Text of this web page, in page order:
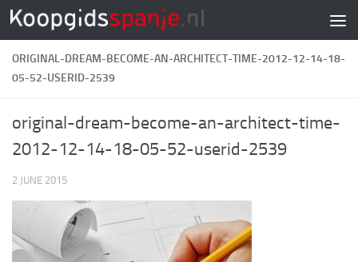
Doorgaan naar inhoud
ORIGINAL-DREAM-BECOME-AN-ARCHITECT-TIME-2012-12-14-18-
05-52-USERID-2539
original-dream-become-an-architect-time-
2012-12-14-18-05-52-userid-2539
2 JUNE 2015